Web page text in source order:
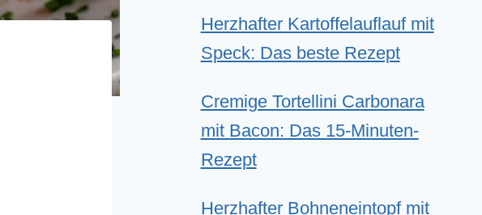
Herzhafter Kartoffelauflauf mit
Speck: Das beste Rezept
Cremige Tortellini Carbonara
mit Bacon: Das 15-Minuten-
Rezept
Herzhafter Bohneneintopf mit